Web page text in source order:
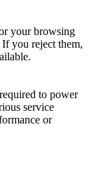
your browsing
you reject them,
to power
service
or